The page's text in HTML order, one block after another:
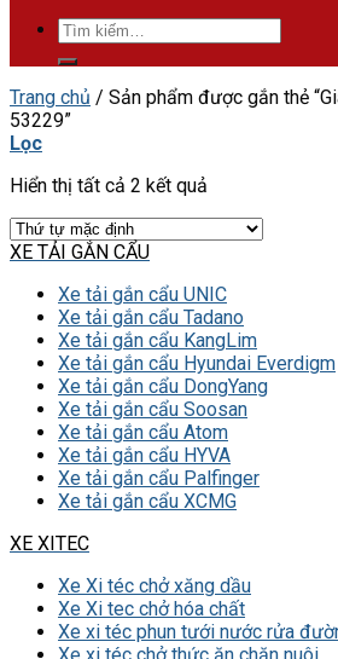
Tìm
kiếm:
Trang chủ / Sản phẩm được gắn thẻ
53229”
Lọc
Hiển thị tất cả 2 kết quả
XE TẢI GẮN CẨU
Xe tải gắn cẩu UNIC
Xe tải gắn cẩu Tadano
Xe tải gắn cẩu KangLim
Xe tải gắn cẩu Hyundai Everdigm
Xe tải gắn cẩu DongYang
Xe tải gắn cẩu Soosan
Xe tải gắn cẩu Atom
Xe tải gắn cẩu HYVA
Xe tải gắn cẩu Palfinger
Xe tải gắn cẩu XCMG
XE XITEC
Xe Xi téc chở xăng dầu
Xe Xi tec chở hóa chất
Xe xi téc phun tưới nước rửa